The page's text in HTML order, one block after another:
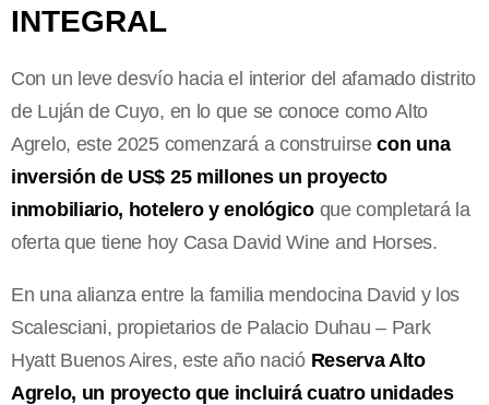
INTEGRAL
Con un leve desvío hacia el interior del afamado distrito
de Luján de Cuyo, en lo que se conoce como Alto
Agrelo, este 2025 comenzará a construirsecon una
inversión de US$ 25 millones un proyecto
inmobiliario, hotelero y enológicoque completará la
oferta que tiene hoy Casa David Wine and Horses.
En una alianza entre la familia mendocina David y los
Scalesciani, propietarios de Palacio Duhau – Park
Hyatt Buenos Aires, este año nació Reserva Alto
Agrelo, un proyecto que incluirá cuatro unidades